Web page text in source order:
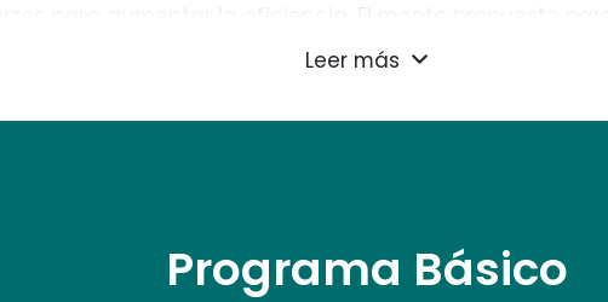
para aumentar la eficiencia. El monto propuesto
que se lleva a cabo en dicho segmento. En la
Leer más
Programa Básico